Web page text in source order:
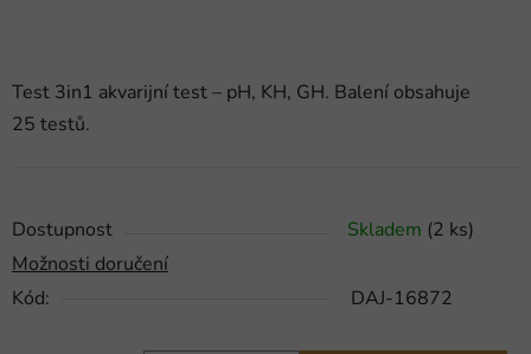
Test 3in1 akvarijní test – pH, KH, GH. Balení obsahuje
25 testů.
Dostupnost Skladem (2 ks)
Možnosti doručení
Kód:
DAJ-16872